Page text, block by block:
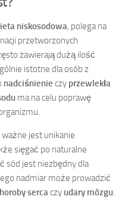
niskosodowa, polega na
przetworzonych
zawierają dużą ilość
istotne dla osób z
nadciśnienie czy przewlekła
ma na celu poprawę
jest unikanie
sięgać po naturalne
sód jest niezbędny dla
nadmiar może prowadzić
sercaczy udary mózgu.